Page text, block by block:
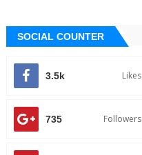
SOCIAL COUNTER
3.5k Likes
735 Followers